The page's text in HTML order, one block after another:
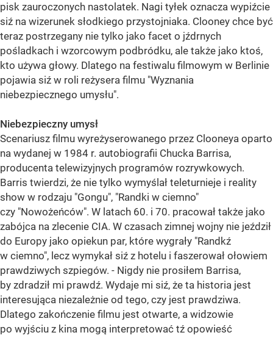
pisk zauroczonych nastolatek. Nagi tyłek oznacza wypiźcie
siź na wizerunek słodkiego przystojniaka. Clooney chce być
teraz postrzegany nie tylko jako facet o jźdrnych
pośladkach i wzorcowym podbródku, ale także jako ktoś,
kto używa głowy. Dlatego na festiwalu filmowym w Berlinie
pojawia siź w roli reżysera filmu "Wyznania
niebezpiecznego umysłu".
Niebezpieczny umysł
Scenariusz filmu wyreżyserowanego przez Clooneya oparto
na wydanej w 1984 r. autobiografii Chucka Barrisa,
producenta telewizyjnych programów rozrywkowych.
Barris twierdzi, że nie tylko wymyślał teleturnieje i reality
show w rodzaju "Gongu", "Randki w ciemno"
czy "Nowożeńców". W latach 60. i 70. pracował także jako
zabójca na zlecenie CIA. W czasach zimnej wojny nie jeździł
do Europy jako opiekun par, które wygrały "Randkź
w ciemno", lecz wymykał siź z hotelu i faszerował ołowiem
prawdziwych szpiegów. - Nigdy nie prosiłem Barrisa,
by zdradził mi prawdź. Wydaje mi siź, że ta historia jest
interesująca niezależnie od tego, czy jest prawdziwa.
Dlatego zakończenie filmu jest otwarte, a widzowie
po wyjściu z kina mogą interpretować tź opowieść